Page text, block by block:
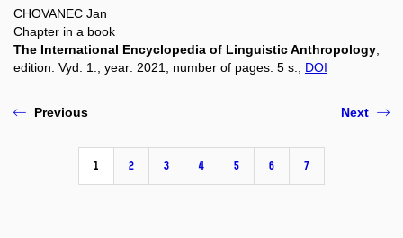
CHOVANEC Jan
Chapter in a book
The International Encyclopedia of Linguistic Anthropology
edition: Vyd. 1., year: 2021, number of pages: 5 s., DOI
Previous
1 2 3 4 5 6 7
Next